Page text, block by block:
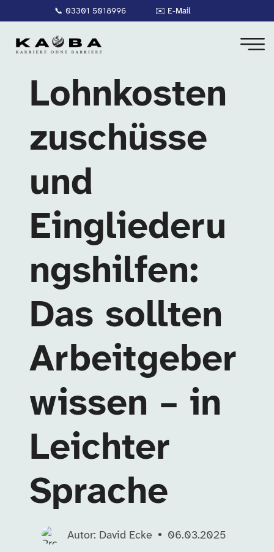
📞 03301 5018996 ✉️ E-Mail
Lohnkosten
zuschüsse
und
Eingliederu
ngshilfen:
Das sollten
Arbeitgeber
wissen – in
Leichter
Sprache
Autor: David Ecke 06.03.2025